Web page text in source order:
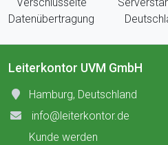
Datenübertragung
Leiterkontor UVM GmbH
Hamburg, Deutschland
info@leiterkontor.de
Kunde werden